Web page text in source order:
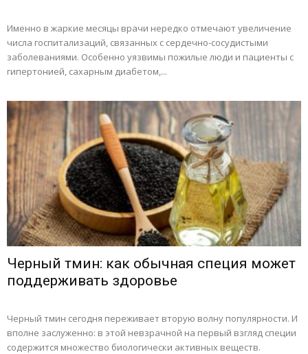
Именно в жаркие месяцы врачи нередко отмечают увеличение
числа госпитализаций, связанных с сердечно-сосудистыми
заболеваниями. Особенно уязвимы пожилые люди и пациенты с
гипертонией, сахарным диабетом,...
Черный тмин: как обычная специя может
поддерживать здоровье
Черный тмин сегодня переживает вторую волну популярности. И
вполне заслуженно: в этой невзрачной на первый взгляд специи
содержится множество биологически активных веществ.